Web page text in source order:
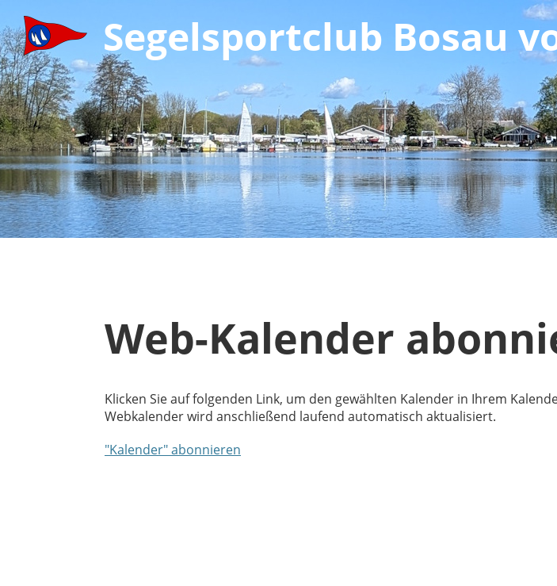
Segelsportclub Bosau
Web-Kalender
Klicken Sie auf folgenden Link, um den gewählten Kalender in Ihrem
Webkalender wird anschließend laufend automatisch aktualisiert.
"Kalender" abonnieren